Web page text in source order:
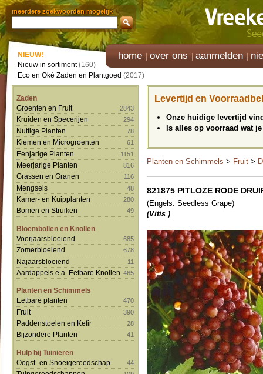
meerdere zoekwoorden mogelijk
home over ons aanmelden
NIEUW!
Nieuw in sortiment(160)
Eco en Oké Zaden en Plantgoed (2017)
Zaden
Groenten en Fruit
2843
Kruiden en Specerijen 294
Nuttige Planten 78
Kiemen en Microgroenten 61
Eenjarige Planten 1151
Meerjarige Planten 816
Grassen en Granen 116
Mengsels 48
Kamer- en Kuipplanten 280
Bomen en Struiken 49
Bloembollen en Knollen
Voorjaarsbloeiend
685
Zomerbloeiend 678
Najaarsbloeiend 11
Aardappels e.a. Eetbare Knollen 465
Planten en Schimmels
Eetbare planten
470
Fruit 390
Paddenstoelen en Kefir 28
Bijzondere Planten 41
Hulp bij Tuinieren
Oogst- en Snoeigereedschap
44
Levertijd en
Onze huidige levertijd
Is alles op voorraad wat
Planten en Schimmels > Fruit >
821875 PITLOZE RODE
(Engels: Seedless Grape)
(Vitis )